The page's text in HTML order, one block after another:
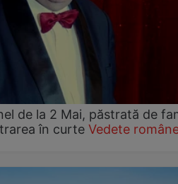
de la 2 Mai, păstrată de
în curte Vedete